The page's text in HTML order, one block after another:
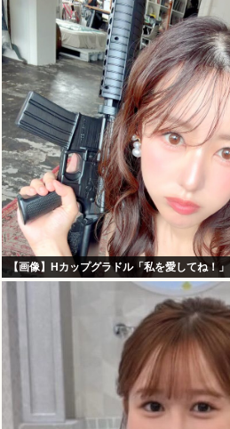
【画像】Hカップグラドル「私を愛してね！」